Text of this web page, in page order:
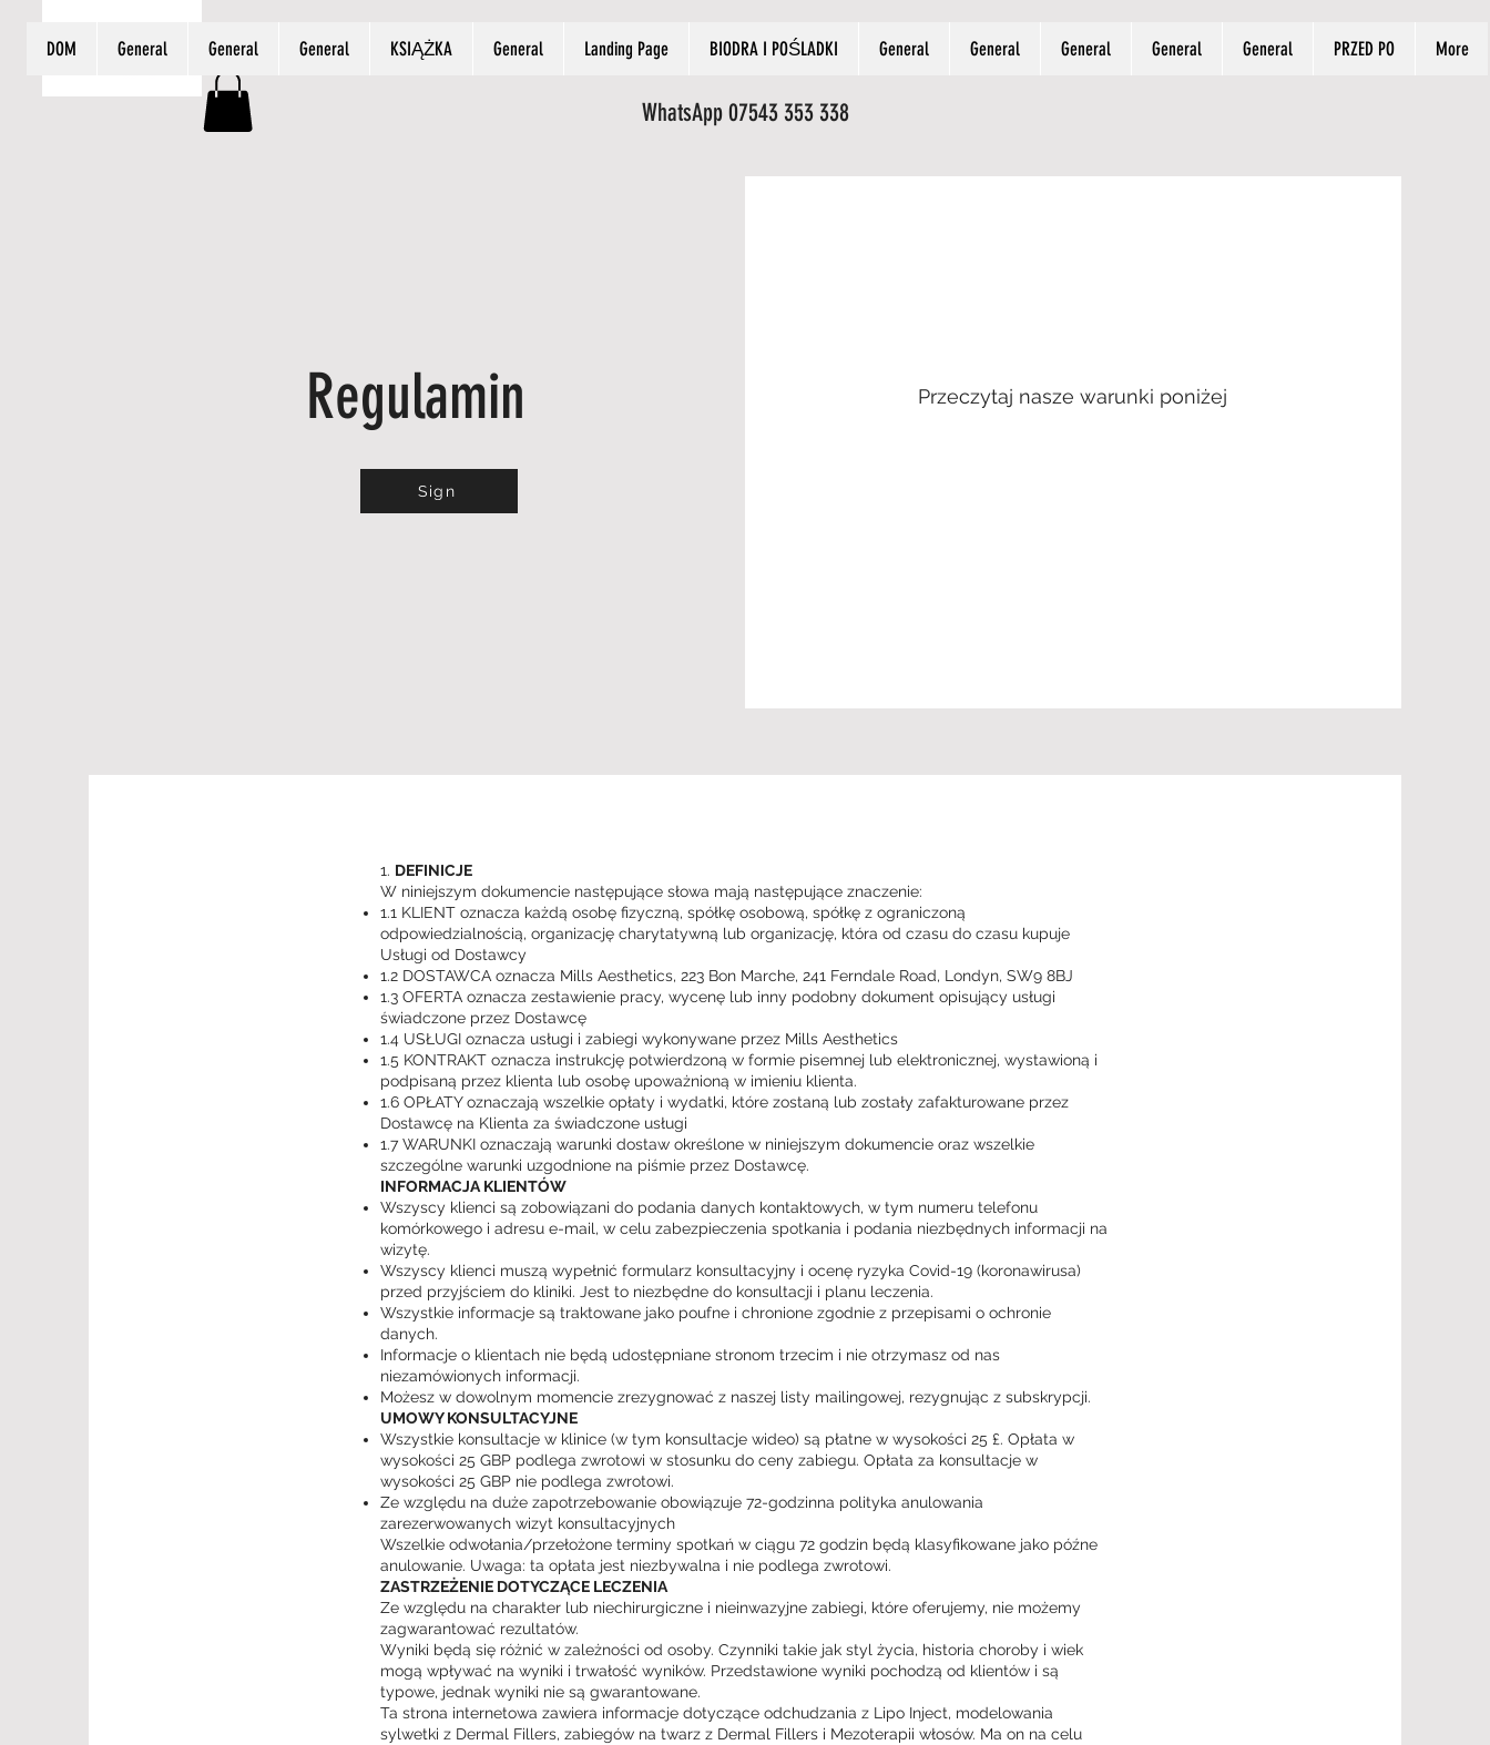
DOM General General General KSIĄŻKA General Landing Page BIODRA I POŚLADKI General General General General General PRZED PO More
WhatsApp 07543 353 338
Regulamin
Sign
Przeczytaj nasze warunki poniżej
1. DEFINICJE
W niniejszym dokumencie następujące słowa mają następujące znaczenie:
1.1 KLIENT oznacza każdą osobę fizyczną, spółkę osobową, spółkę z ograniczoną
odpowiedzialnością, organizację charytatywną lub organizację, która od czasu do czasu kupuje
Usługi od Dostawcy
1.2 DOSTAWCA oznacza Mills Aesthetics, 223 Bon Marche, 241 Ferndale Road, Londyn, SW9 8BJ
1.3 OFERTA oznacza zestawienie pracy, wycenę lub inny podobny dokument opisujący usługi
świadczone przez Dostawcę
1.4 USŁUGI oznacza usługi i zabiegi wykonywane przez Mills Aesthetics
1.5 KONTRAKT oznacza instrukcję potwierdzoną w formie pisemnej lub elektronicznej, wystawioną i
podpisaną przez klienta lub osobę upoważnioną w imieniu klienta.
1.6 OPŁATY oznaczają wszelkie opłaty i wydatki, które zostaną lub zostały zafakturowane przez
Dostawcę na Klienta za świadczone usługi
1.7 WARUNKI oznaczają warunki dostaw określone w niniejszym dokumencie oraz wszelkie
szczególne warunki uzgodnione na piśmie przez Dostawcę.
INFORMACJA KLIENTÓW
Wszyscy klienci są zobowiązani do podania danych kontaktowych, w tym numeru telefonu
komórkowego i adresu e-mail, w celu zabezpieczenia spotkania i podania niezbędnych informacji na
wizytę.
Wszyscy klienci muszą wypełnić formularz konsultacyjny i ocenę ryzyka Covid-19 (koronawirusa)
przed przyjściem do kliniki. Jest to niezbędne do konsultacji i planu leczenia.
Wszystkie informacje są traktowane jako poufne i chronione zgodnie z przepisami o ochronie
danych.
Informacje o klientach nie będą udostępniane stronom trzecim i nie otrzymasz od nas
niezamówionych informacji.
Możesz w dowolnym momencie zrezygnować z naszej listy mailingowej, rezygnując z subskrypcji.
UMOWY KONSULTACYJNE
Wszystkie konsultacje w klinice (w tym konsultacje wideo) są płatne w wysokości 25 £. Opłata w
wysokości 25 GBP podlega zwrotowi w stosunku do ceny zabiegu. Opłata za konsultacje w
wysokości 25 GBP nie podlega zwrotowi.
Ze względu na duże zapotrzebowanie obowiązuje 72-godzinna polityka anulowania
zarezerwowanych wizyt konsultacyjnych
Wszelkie odwołania/przełożone terminy spotkań w ciągu 72 godzin będą klasyfikowane jako późne
anulowanie. Uwaga: ta opłata jest niezbywalna i nie podlega zwrotowi.
ZASTRZEŻENIE DOTYCZĄCE LECZENIA
Ze względu na charakter lub niechirurgiczne i nieinwazyjne zabiegi, które oferujemy, nie możemy
zagwarantować rezultatów.
Wyniki będą się różnić w zależności od osoby. Czynniki takie jak styl życia, historia choroby i wiek
mogą wpływać na wyniki i trwałość wyników. Przedstawione wyniki pochodzą od klientów i są
typowe, jednak wyniki nie są gwarantowane.
Ta strona internetowa zawiera informacje dotyczące odchudzania z Lipo Inject, modelowania
sylwetki z Dermal Fillers, zabiegów na twarz z Dermal Fillers i Mezoterapii włosów. Ma on na celu